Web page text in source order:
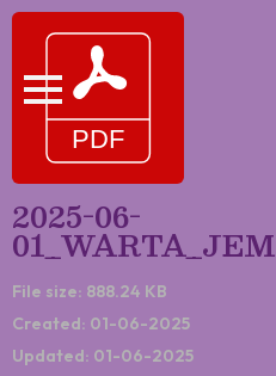
2025-06-
File size: 888.24 KB
Created: 01-06-2025
Updated: 01-06-2025